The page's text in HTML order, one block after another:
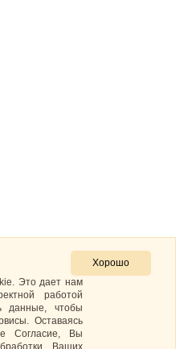
10к1
Хорошо
Это дает нам
работой
данные, чтобы
Оставаясь
Согласие, Вы
Ваших